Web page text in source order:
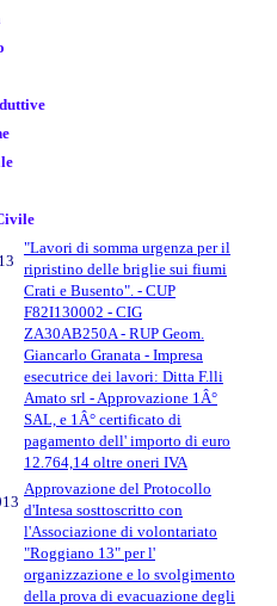
"Lavori di somma urgenza per il
ripristino delle briglie sui fiumi
Crati e Busento". - CUP
F82I130002 - CIG
ZA30AB250A - RUP Geom.
Giancarlo Granata - Impresa
esecutrice dei lavori: Ditta F.lli
Amato srl - Approvazione 1Â°
SAL, e 1Â° certificato di
pagamento dell' importo di euro
12.764,14 oltre oneri IVA
Approvazione del Protocollo
d'Intesa sosttoscritto con
l'Associazione di volontariato
"Roggiano 13" per l'
organizzazione e lo svolgimento
della prova di evacuazione degli